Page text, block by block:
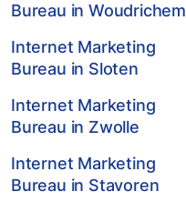
Bureau in Woudrichem
Internet Marketing
Bureau in Sloten
Internet Marketing
Bureau in Zwolle
Internet Marketing
Bureau in Stavoren